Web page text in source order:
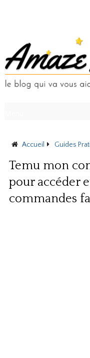
Accueil Guides
Temu mon
pour accéder
commandes